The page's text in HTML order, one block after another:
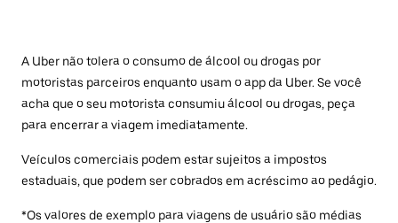
A Uber não tolera o consumo de álcool ou drogas por
motoristas parceiros enquanto usam o app da Uber. Se você
acha que o seu motorista consumiu álcool ou drogas, peça
para encerrar a viagem imediatamente.
Veículos comerciais podem estar sujeitos a impostos
estaduais, que podem ser cobrados em acréscimo ao pedágio.
*Os valores de exemplo para viagens de usuário são médias